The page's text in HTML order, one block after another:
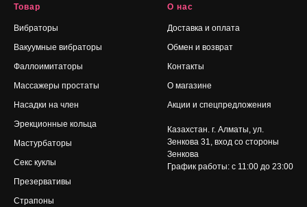
Товар
Вибраторы
Вакуумные вибраторы
Фаллоимитаторы
Массажеры простаты
Насадки на член
Эрекционные кольца
Мастурбаторы
Секс куклы
Презервативы
Страпоны
О нас
Доставка и оплата
Обмен и возврат
Контакты
О магазине
Акции и спецпредложения
Казахстан. г. Алматы, ул.
Зенкова 31, вход со стороны
Зенкова
График работы: с 11:00 до 23:00